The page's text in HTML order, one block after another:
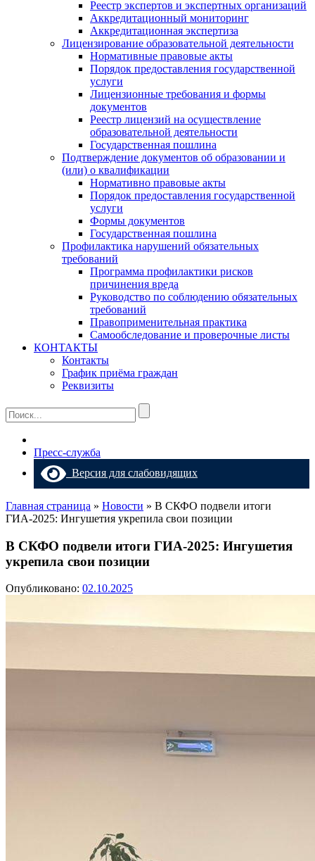
Реестр экспертов и экспертных организаций
Аккредитационный мониторинг
Аккредитационная экспертиза
Лицензирование образовательной деятельности
Нормативные правовые акты
Порядок предоставления государственной
услуги
Лицензионные требования и формы
документов
Реестр лицензий на осуществление
образовательной деятельности
Государственная пошлина
Подтверждение документов об образовании и
(или) о квалификации
Нормативно правовые акты
Порядок предоставления государственной
услуги
Формы документов
Государственная пошлина
Профилактика нарушений обязательных
требований
Программа профилактики рисков
причинения вреда
Руководство по соблюдению обязательных
требований
Правоприменительная практика
Самообследование и проверочные листы
КОНТАКТЫ
Контакты
График приёма граждан
Реквизиты
Пресс-служба
Версия для слабовидящих
Главная страница » Новости » В СКФО подвели итоги
ГИА-2025: Ингушетия укрепила свои позиции
В СКФО подвели итоги ГИА-2025: Ингушетия
укрепила свои позиции
Опубликовано: 02.10.2025